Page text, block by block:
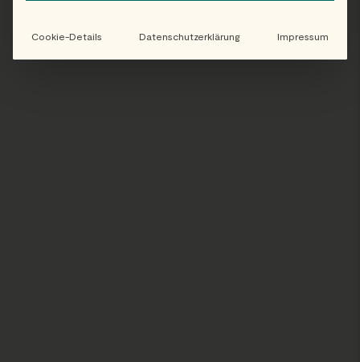
Cookie-Details Datenschutzerklärung Impressum